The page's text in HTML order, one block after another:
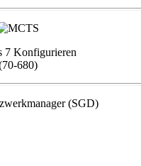
7 Konfigurieren
680)
(SGD)